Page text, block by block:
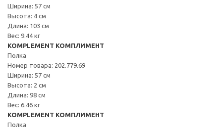
Ширина: 57 см
Высота: 4 см
Длина: 103 см
Вес: 9.44 кг
KOMPLEMENT КОМПЛИМЕНТ
Полка
Номер товара: 202.779.69
Ширина: 57 см
Высота: 2 см
Длина: 98 см
Вес: 6.46 кг
KOMPLEMENT КОМПЛИМЕНТ
Полка